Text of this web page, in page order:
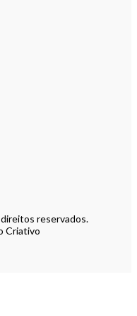
reservados.
Criativo